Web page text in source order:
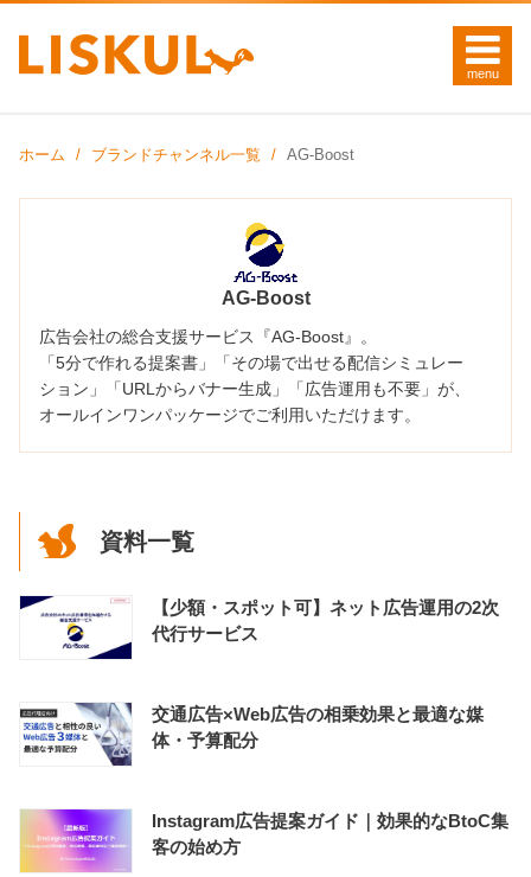
ホーム ブランドチャンネル一覧 AG-Boost
AG-Boost
広告会社の総合支援サービス『AG-Boost』。
「5分で作れる提案書」「その場で出せる配信シミュレー
ション」「URLからバナー生成」「広告運用も不要」が、
オールインワンパッケージでご利用いただけます。
資料一覧
【少額・スポット可】ネット広告運用の2次
代行サービス
交通広告×Web広告の相乗効果と最適な媒
体・予算配分
Instagram広告提案ガイド｜効果的なBtoC集
客の始め方